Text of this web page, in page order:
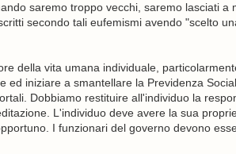
saremo troppo vecchi, saremo lasciati a
secondo tali eufemismi avendo "scelto
della vita umana individuale,
ed iniziare a smantellare la Previdenza
Dobbiamo restituire all'individuo la
L'individuo deve avere la sua
I funzionari del governo devono